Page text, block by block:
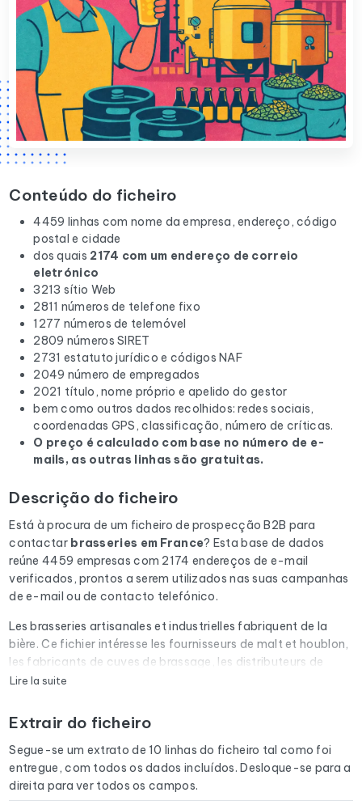
Conteúdo do ficheiro
4459 linhas com nome da empresa, endereço, código
postal e cidade
dos quais 2174 com um endereço de correio
eletrónico
3213 sítio Web
2811 números de telefone fixo
1277 números de telemóvel
2809 números SIRET
2731 estatuto jurídico e códigos NAF
2049 número de empregados
2021 título, nome próprio e apelido do gestor
bem como outros dados recolhidos: redes sociais,
coordenadas GPS, classificação, número de críticas.
O preço é calculado com base no número de e-
mails, as outras linhas são gratuitas.
Descrição do ficheiro
Está à procura de um ficheiro de prospecção B2B para
contactar brasseries em France? Esta base de dados
reúne 4459 empresas com 2174 endereços de e-mail
verificados, prontos a serem utilizados nas suas campanhas
de e-mail ou de contacto telefónico.
Les brasseries artisanales et industrielles fabriquent de la
bière. Ce fichier intéresse les fournisseurs de malt et houblon,
les fabricants de cuves de brassage, les distributeurs de
boissons et les organismes de salons professionnels.
automática através do Cleanmylist.email antes de ser
incluído. Os endereços inválidos, as caixas de correio cheias
e os domínios expirados são removidos. Resultado: uma
baixa taxa de rejeição e campanhas que chegam à caixa de
Lire la suite
Extrair do ficheiro
Segue-se um extrato de 10 linhas do ficheiro tal como foi
entregue, com todos os dados incluídos. Desloque-se para a
direita para ver todos os campos.